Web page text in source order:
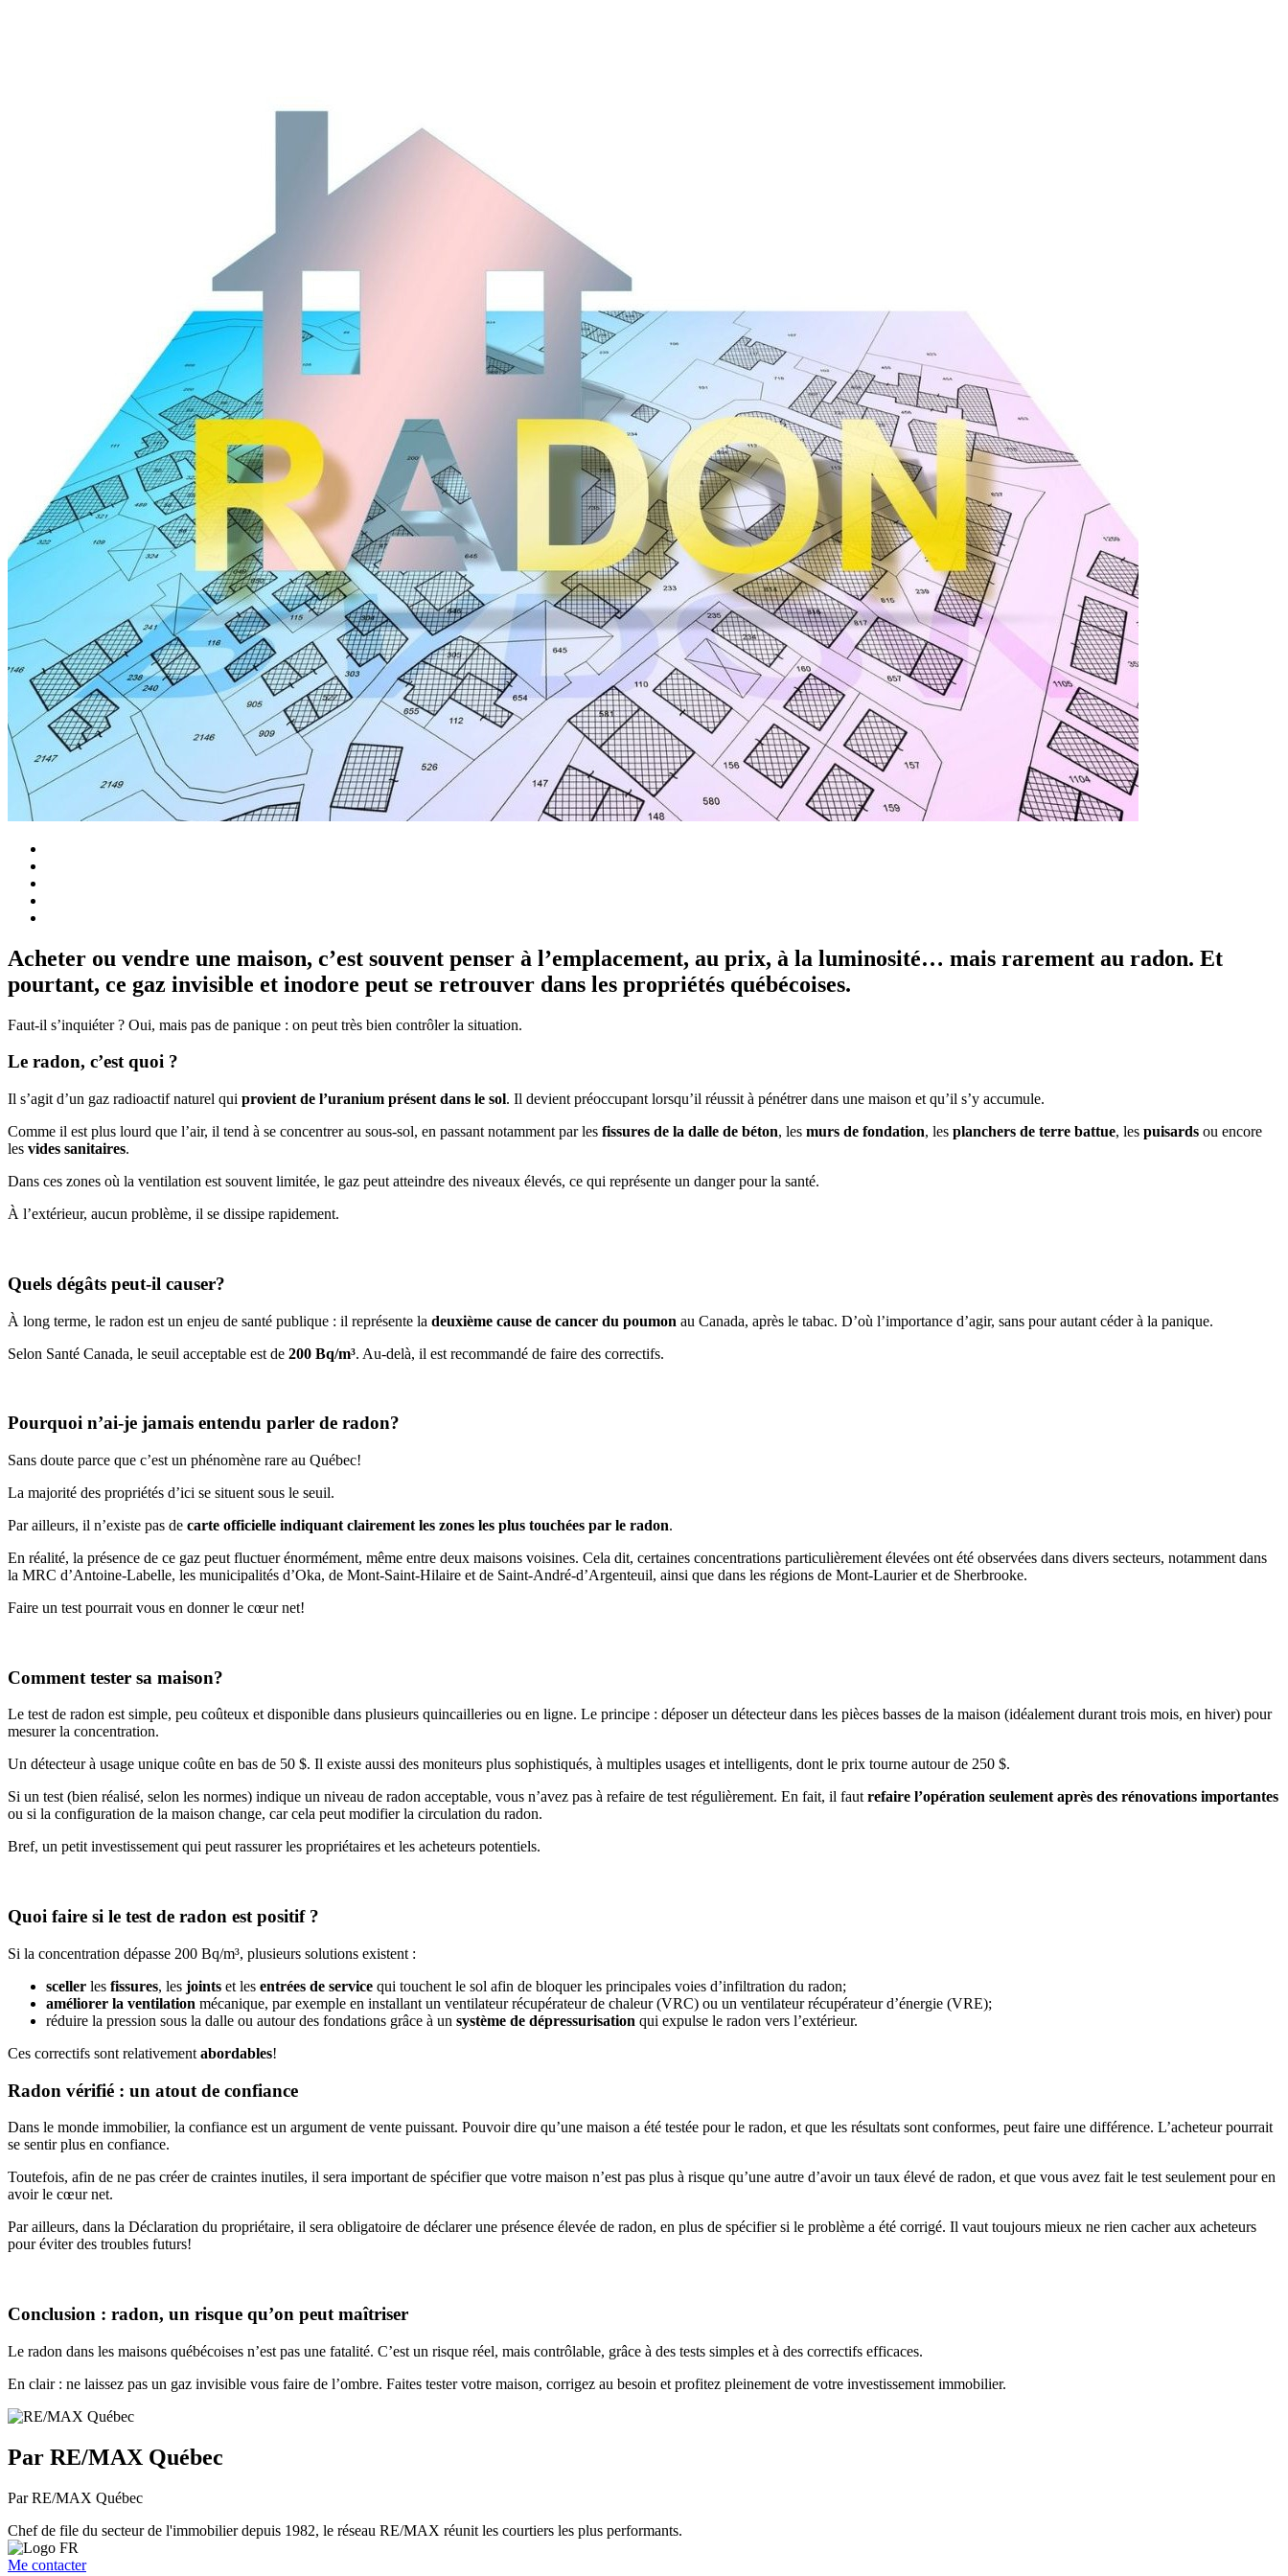
Acheter ou vendre une maison, c’est souvent penser à l’emplacement, au prix, à la luminosité… mais rarement au radon. Et
pourtant, ce gaz invisible et inodore peut se retrouver dans les propriétés québécoises.
Faut-il s’inquiéter ? Oui, mais pas de panique : on peut très bien contrôler la situation.
Le radon, c’est quoi ?
Il s’agit d’un gaz radioactif naturel qui provient de l’uranium présent dans le sol. Il devient préoccupant lorsqu’il réussit à pénétrer dans une maison et qu’il s’y accumule.
Comme il est plus lourd que l’air, il tend à se concentrer au sous-sol, en passant notamment par les fissures de la dalle de béton, les murs de fondation, les planchers de terre battue, les puisards ou encore
les vides sanitaires.
Dans ces zones où la ventilation est souvent limitée, le gaz peut atteindre des niveaux élevés, ce qui représente un danger pour la santé.
À l’extérieur, aucun problème, il se dissipe rapidement.
Quels dégâts peut-il causer?
À long terme, le radon est un enjeu de santé publique : il représente la deuxième cause de cancer du poumon au Canada, après le tabac. D’où l’importance d’agir, sans pour autant céder à la panique.
Selon Santé Canada, le seuil acceptable est de 200 Bq/m³. Au-delà, il est recommandé de faire des correctifs.
Pourquoi n’ai-je jamais entendu parler de radon?
Sans doute parce que c’est un phénomène rare au Québec!
La majorité des propriétés d’ici se situent sous le seuil.
Par ailleurs, il n’existe pas de carte officielle indiquant clairement les zones les plus touchées par le radon.
En réalité, la présence de ce gaz peut fluctuer énormément, même entre deux maisons voisines. Cela dit, certaines concentrations particulièrement élevées ont été observées dans divers secteurs, notamment dans
la MRC d’Antoine-Labelle, les municipalités d’Oka, de Mont-Saint-Hilaire et de Saint-André-d’Argenteuil, ainsi que dans les régions de Mont-Laurier et de Sherbrooke.
Faire un test pourrait vous en donner le cœur net!
Comment tester sa maison?
Le test de radon est simple, peu coûteux et disponible dans plusieurs quincailleries ou en ligne. Le principe : déposer un détecteur dans les pièces basses de la maison (idéalement durant trois mois, en hiver) pour
mesurer la concentration.
Un détecteur à usage unique coûte en bas de 50 $. Il existe aussi des moniteurs plus sophistiqués, à multiples usages et intelligents, dont le prix tourne autour de 250 $.
Si un test (bien réalisé, selon les normes) indique un niveau de radon acceptable, vous n’avez pas à refaire de test régulièrement. En fait, il faut refaire l’opération seulement après des rénovations importantes
ou si la configuration de la maison change, car cela peut modifier la circulation du radon.
Bref, un petit investissement qui peut rassurer les propriétaires et les acheteurs potentiels.
Quoi faire si le test de radon est positif ?
Si la concentration dépasse 200 Bq/m³, plusieurs solutions existent :
sceller les fissures, les joints et les entrées de service qui touchent le sol afin de bloquer les principales voies d’infiltration du radon;
améliorer la ventilation mécanique, par exemple en installant un ventilateur récupérateur de chaleur (VRC) ou un ventilateur récupérateur d’énergie (VRE);
réduire la pression sous la dalle ou autour des fondations grâce à un système de dépressurisation qui expulse le radon vers l’extérieur.
Ces correctifs sont relativement abordables!
Radon vérifié : un atout de confiance
Dans le monde immobilier, la confiance est un argument de vente puissant. Pouvoir dire qu’une maison a été testée pour le radon, et que les résultats sont conformes, peut faire une différence. L’acheteur pourrait
se sentir plus en confiance.
Toutefois, afin de ne pas créer de craintes inutiles, il sera important de spécifier que votre maison n’est pas plus à risque qu’une autre d’avoir un taux élevé de radon, et que vous avez fait le test seulement pour en
avoir le cœur net.
Par ailleurs, dans la Déclaration du propriétaire, il sera obligatoire de déclarer une présence élevée de radon, en plus de spécifier si le problème a été corrigé. Il vaut toujours mieux ne rien cacher aux acheteurs
pour éviter des troubles futurs!
Conclusion : radon, un risque qu’on peut maîtriser
Le radon dans les maisons québécoises n’est pas une fatalité. C’est un risque réel, mais contrôlable, grâce à des tests simples et à des correctifs efficaces.
En clair : ne laissez pas un gaz invisible vous faire de l’ombre. Faites tester votre maison, corrigez au besoin et profitez pleinement de votre investissement immobilier.
Par RE/MAX Québec
Par RE/MAX Québec
Chef de file du secteur de l'immobilier depuis 1982, le réseau RE/MAX réunit les courtiers les plus performants.
Me contacter